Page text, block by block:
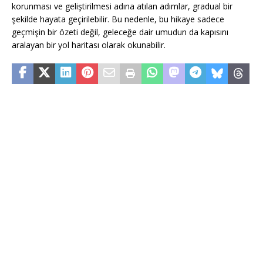
korunması ve geliştirilmesi adına atılan adımlar, gradual bir
şekilde hayata geçirilebilir. Bu nedenle, bu hikaye sadece
geçmişin bir özeti değil, geleceğe dair umudun da kapısını
aralayan bir yol haritası olarak okunabilir.